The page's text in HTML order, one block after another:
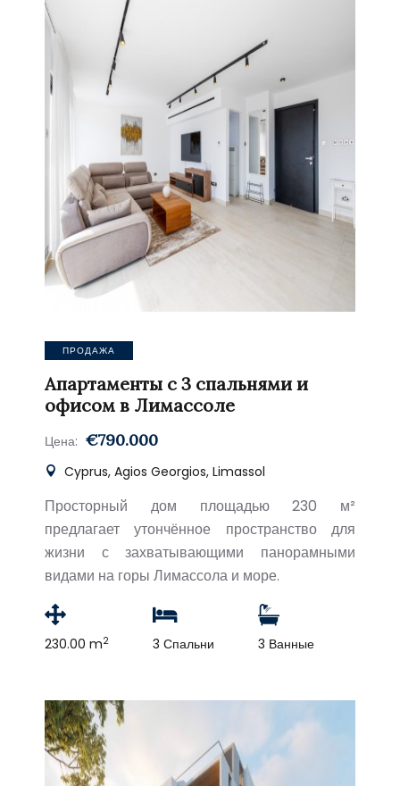
ПРОДАЖА
Апартаменты с 3 спальнями и
офисом в Лимассоле
Цена: €790.000
Cyprus, Agios Georgios, Limassol
Просторный дом площадью 230 м²
предлагает утончённое пространство для
жизни с захватывающими панорамными
видами на горы Лимассола и море.
230.00 m2 3 Спальни 3 Ванные